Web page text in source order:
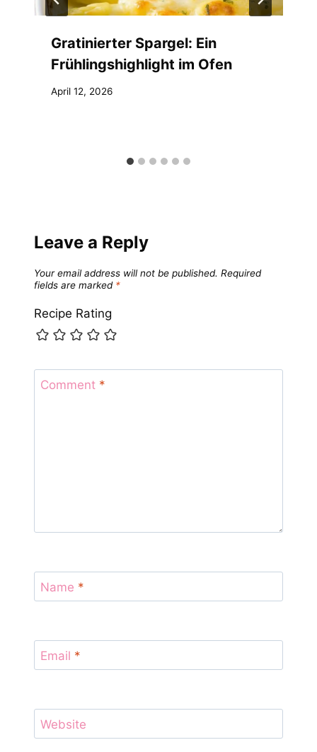
Gratinierter Spargel: Ein
Frühlingshighlight im Ofen
April 12, 2026
Leave a Reply
Your email address will not be published. Required
fields are marked *
Recipe Rating
Comment *
Name *
Email *
Website